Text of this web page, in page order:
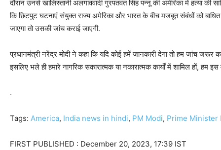
दौरान उनसे खालिस्तानी अलगाववादी गुरपतवंत सिंह पन्नू की अमेरिका में हत्या की
कि छिटपुट घटनाएं संयुक्त राज्य अमेरिका और भारत के बीच मजबूत संबंधों को
जाएगा तो उसकी जांच कराई जाएगी.
प्रधानमंत्री नरेंद्र मोदी ने कहा कि यदि कोई हमें जानकारी देगा तो हम जांच
इसलिए भले ही हमारे नागरिक सकारात्मक या नकारात्मक कार्यों में शामिल हों, हम
.
Tags: America, India news in hindi, PM Modi, Prime Minister
FIRST PUBLISHED : December 20, 2023, 17:39 IST